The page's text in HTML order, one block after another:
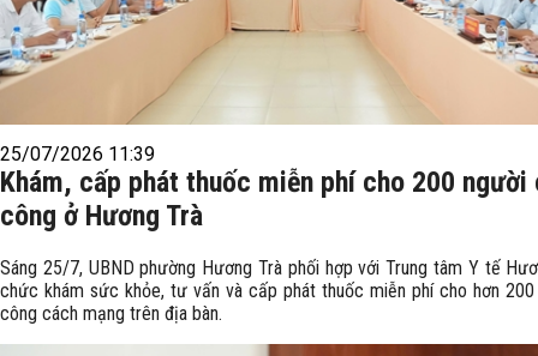
25/07/2026 11:39
Khám, cấp phát thuốc miễn phí cho 200 người
công ở Hương Trà
Sáng 25/7, UBND phường Hương Trà phối hợp với Trung tâm Y tế
chức khám sức khỏe, tư vấn và cấp phát thuốc miễn phí cho hơn
công cách mạng trên địa bàn.